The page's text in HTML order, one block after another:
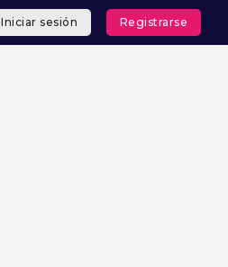
Iniciar sesión Registrarse